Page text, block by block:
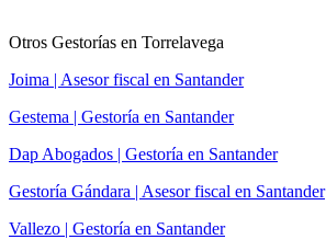
Otros Gestorías en Torrelavega
Joima | Asesor fiscal en Santander
Gestema | Gestoría en Santander
Dap Abogados | Gestoría en Santander
Gestoría Gándara | Asesor fiscal en Santander
Vallezo | Gestoría en Santander